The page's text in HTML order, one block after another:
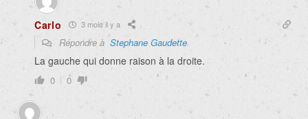
Carlo 3 mois il y a
Répondre à Stephane Gaudette
La gauche qui donne raison à la droite.
0 0